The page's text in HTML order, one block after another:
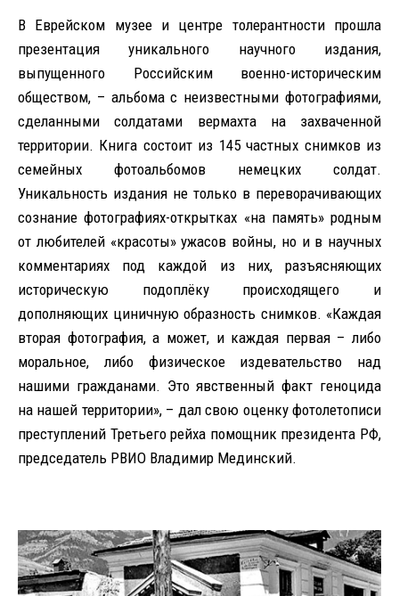
В Еврейском музее и центре толерантности прошла
презентация уникального научного издания,
выпущенного Российским военно-историческим
обществом, – альбома с неизвестными фотографиями,
сделанными солдатами вермахта на захваченной
территории. Книга состоит из 145 частных снимков из
семейных фотоальбомов немецких солдат.
Уникальность издания не только в переворачивающих
сознание фотографиях-открытках «на память» родным
от любителей «красоты» ужасов войны, но и в научных
комментариях под каждой из них, разъясняющих
историческую подоплёку происходящего и
дополняющих циничную образность снимков. «Каждая
вторая фотография, а может, и каждая первая – либо
моральное, либо физическое издевательство над
нашими гражданами. Это явственный факт геноцида
на нашей территории», – дал свою оценку фотолетописи
преступлений Третьего рейха помощник президента РФ,
председатель РВИО Владимир Мединский.